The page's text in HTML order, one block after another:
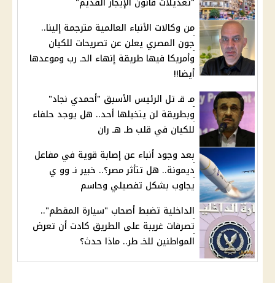
من وكالات الأنباء العالمية مترجمة إلينا..
جون المصري يعلن عن تصريحات للكيان
وأمريكا فيها طريقة إنهاء الحـ رب وموعدها
أيضا!!
مـ قـ تل الرئيس الأسبق "أحمدي نجاد"
وبطريقة لن يتخيلها أحد.. هل يوجد حلفاء
للكيان في قلب طـ هـ ران
بعد وجود أنباء عن إصابة قوية في مفاعل
ديمونة.. هل تتأثر مصر؟.. خبير نـ وو ي
يجاوب بشكل تفصيلي وحاسم
الداخلية تضبط أصحاب "سيارة المقطم"..
تصرفات غريبة على الطريق كادت أن تعرض
المواطنين للخـ طر.. ماذا حدث؟